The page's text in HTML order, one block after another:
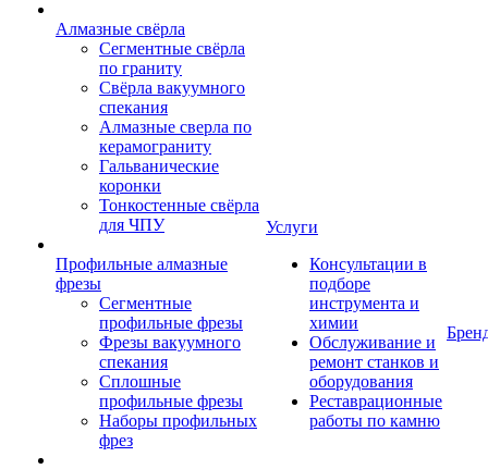
Алмазные свёрла
Сегментные свёрла
по граниту
Свёрла вакуумного
спекания
Алмазные сверла по
керамограниту
Гальванические
коронки
Тонкостенные свёрла
для ЧПУ
Профильные алмазные
фрезы
Сегментные
профильные фрезы
Фрезы вакуумного
спекания
Сплошные
профильные фрезы
Наборы профильных
фрез
Услуги
Консультации в
подборе
инструмента и
химии
Обслуживание и
ремонт станков и
оборудования
Реставрационные
работы по камню